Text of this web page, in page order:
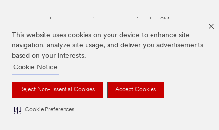
This website uses cookies on your device to enhance site
navigation, analyze site usage, and deliver you advertisements
based on your interests.
Cookie Notice
Reject Non-Essential Cookies Accept Cookies
Cookie Preferences
Las marcas mencionadas son propiedad de 3M